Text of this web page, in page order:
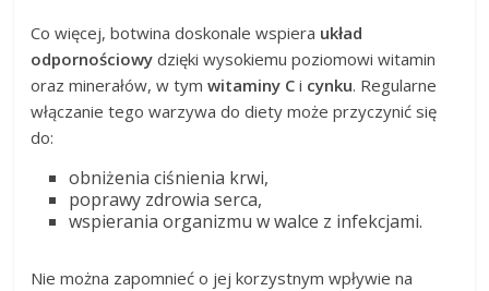
Co więcej, botwina doskonale wspiera układ
odpornościowy dzięki wysokiemu poziomowi witamin
oraz minerałów, w tymwitaminy C i cynku. Regularne
włączanie tego warzywa do diety może przyczynić się
do:
obniżenia ciśnienia krwi,
poprawy zdrowia serca,
wspierania organizmu w walce z infekcjami.
Nie można zapomnieć o jej korzystnym wpływie na